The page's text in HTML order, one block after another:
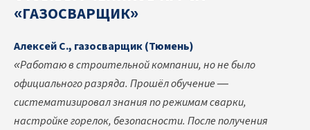
«ГАЗОСВАРЩИК»
Алексей С., газосварщик (Тюмень)
«Работаю в строительной компании, но не было
официального разряда. Прошёл обучение —
систематизировал знания по режимам сварки,
настройке горелок, безопасности. После получения